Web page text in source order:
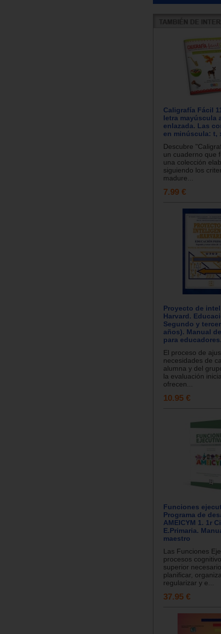
Caligrafía Fácil
letra mayúscula
enlazada. Las
en minúscula: t,
Descubre
un cuaderno que
una colección
siguiendo los
madure...
7.99 €
Proyecto de
Harvard.
Segundo y
años). Manual
para
El proceso de
necesidades de
alumna y del
la evaluación
ofrecen...
10.95 €
Funciones
Programa de
AMEICYM 1. 1r
E.Primaria.
maestro
Las Funciones
procesos
superior
planificar,
regularizar y e...
37.95 €